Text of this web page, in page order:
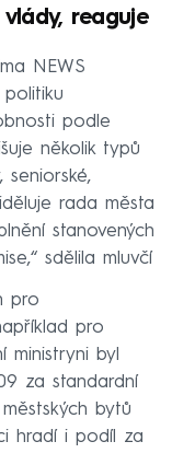
reaguje
NEWS
podle
několik typů
rada města
stanovených
sdělila mluvčí
pro
pro
ministryni byl
za standardní
bytů
hradí i podíl za